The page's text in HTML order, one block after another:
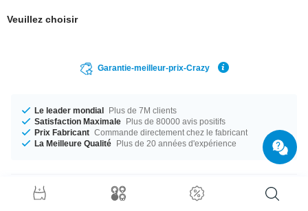
Veuillez choisir
Garantie-meilleur-prix-Crazy
Le leader mondial Plus de 7M clients
Satisfaction Maximale Plus de 80000 avis positifs
Prix Fabricant Commande directement chez le fabricant
La Meilleure Qualité Plus de 20 années d'expérience